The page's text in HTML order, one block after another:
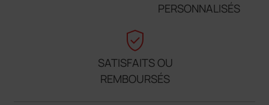
PERSONNALISÉS
verified_user
SATISFAITS OU
REMBOURSÉS